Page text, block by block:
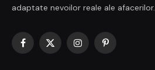
adaptate nevoilor reale ale afacerilor.
Facebook
X
InstagramPinterest